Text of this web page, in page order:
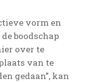
vorm en
boodschap
over te
van te
gedaan”, kan